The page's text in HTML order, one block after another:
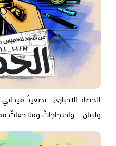
الحصاد الاخباري - تصعيدٌ
ولبنان... واحتجاجاتٌ وملاحقاتٌ قضائية -